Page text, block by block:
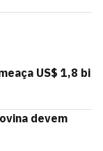
US$ 1,8 bi
devem